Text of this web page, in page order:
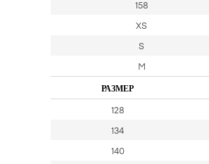
158
XS
S
M
РАЗМЕР
128
134
140